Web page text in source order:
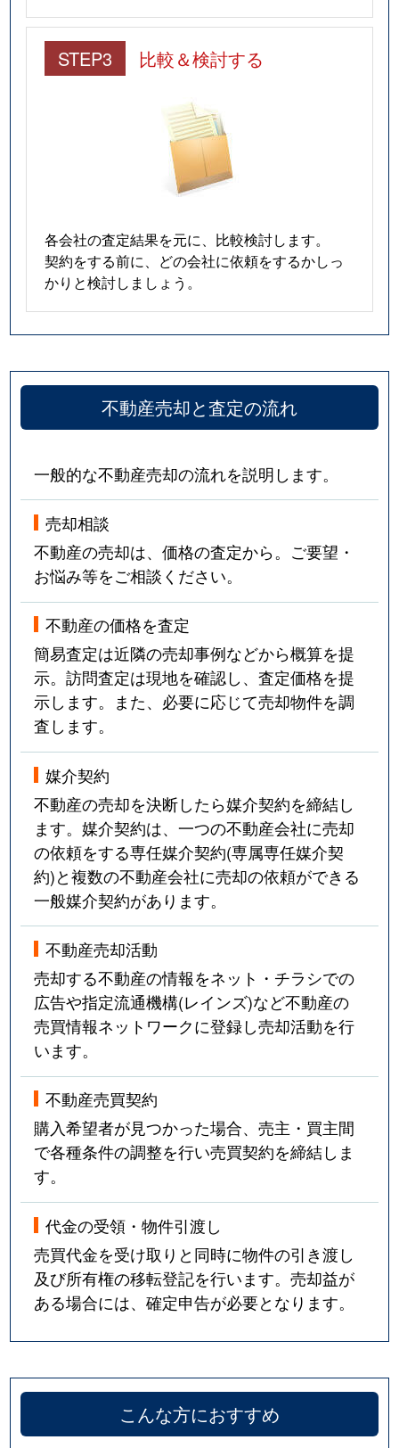
STEP3 比較＆検討する
各会社の査定結果を元に、比較検討します。
契約をする前に、どの会社に依頼をするかしっ
かりと検討しましょう。
不動産売却と査定の流れ
一般的な不動産売却の流れを説明します。
売却相談
不動産の売却は、価格の査定から。ご要望・
お悩み等をご相談ください。
不動産の価格を査定
簡易査定は近隣の売却事例などから概算を提
示。訪問査定は現地を確認し、査定価格を提
示します。また、必要に応じて売却物件を調
査します。
媒介契約
不動産の売却を決断したら媒介契約を締結し
ます。媒介契約は、一つの不動産会社に売却
の依頼をする専任媒介契約(専属専任媒介契
約)と複数の不動産会社に売却の依頼ができる
一般媒介契約があります。
不動産売却活動
売却する不動産の情報をネット・チラシでの
広告や指定流通機構(レインズ)など不動産の
売買情報ネットワークに登録し売却活動を行
います。
不動産売買契約
購入希望者が見つかった場合、売主・買主間
で各種条件の調整を行い売買契約を締結しま
す。
代金の受領・物件引渡し
売買代金を受け取りと同時に物件の引き渡し
及び所有権の移転登記を行います。売却益が
ある場合には、確定申告が必要となります。
こんな方におすすめ